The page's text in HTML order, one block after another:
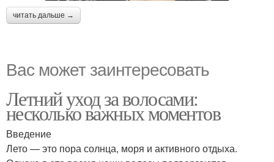
читать дальше →
Вас может заинтересовать
Летний уход за волосами:
несколько важных моментов
Введение
Лето — это пора солнца, моря и активного отдыха.